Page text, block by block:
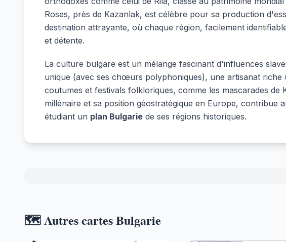
Roses, près de Kazanlak, est célèbre pour sa production
destination attrayante, où chaque région, facilement
et détente.
La culture bulgare est un mélange fascinant d'influences
unique (avec ses chœurs polyphoniques), une artisanat
coutumes et festivals folkloriques, comme les mascarades
millénaire et sa position géostratégique en Europe,
étudiant un plan Bulgarie de ses régions historiques.
🗺️ Autres cartes Bulgarie